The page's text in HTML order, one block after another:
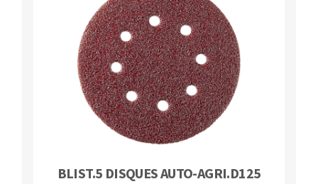
BLIST.5 DISQUES AUTO-AGRI.D125